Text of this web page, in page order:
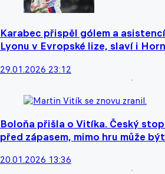
Karabec přispěl gólem a
Lyonu v Evropské lize, slaví i
29.01.2026 23:12
Boloňa přišla o Vitíka. Český
před zápasem, mimo hru může
20.01.2026 13:36